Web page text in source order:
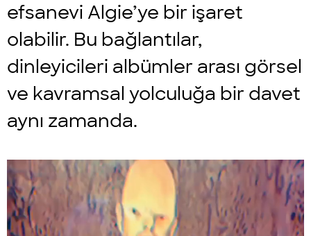
efsanevi Algie’ye bir işaret
olabilir. Bu bağlantılar,
dinleyicileri albümler arası görsel
ve kavramsal yolculuğa bir davet
aynı zamanda.